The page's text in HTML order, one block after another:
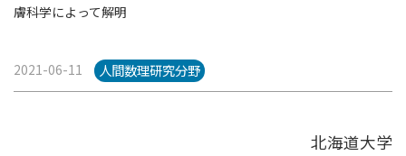
膚科学によって解明
2021-06-11 人間数理研究分野
北海道大学